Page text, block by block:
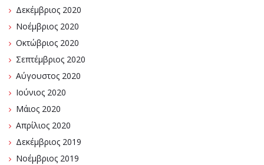
Δεκέμβριος 2020
Νοέμβριος 2020
Οκτώβριος 2020
Σεπτέμβριος 2020
Αύγουστος 2020
Ιούνιος 2020
Μάιος 2020
Απρίλιος 2020
Δεκέμβριος 2019
Νοέμβριος 2019